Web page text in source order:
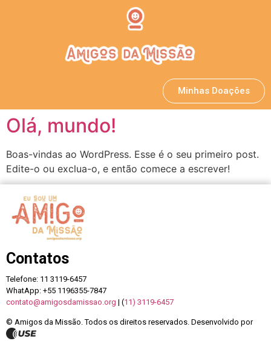
Minhas Doações
Olá, mundo!
Boas-vindas ao WordPress. Esse é o seu primeiro post.
Edite-o ou exclua-o, e então comece a escrever!
Contatos
Telefone: 11 3119-6457
WhatApp: +55 1196355-7847
contato@amigosdamissao.org | (11) 3119-6457
© Amigos da Missão. Todos os direitos reservados. Desenvolvido por